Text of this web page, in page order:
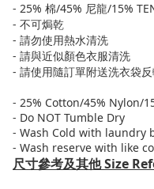
- 25% 棉/45% 尼龍/15%
- 不可焗乾
- 請勿使用熱水清洗
- 請與近似顏色衣服清洗
- 請使用隨訂單附送洗衣袋
- 25% Cotton/45% Nylon/
- Do NOT Tumble Dry
- Wash Cold with laundry
- Wash reserve with like
尺寸參考及其他Size